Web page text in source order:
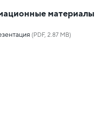
материалы
(PDF, 2.87 MB)